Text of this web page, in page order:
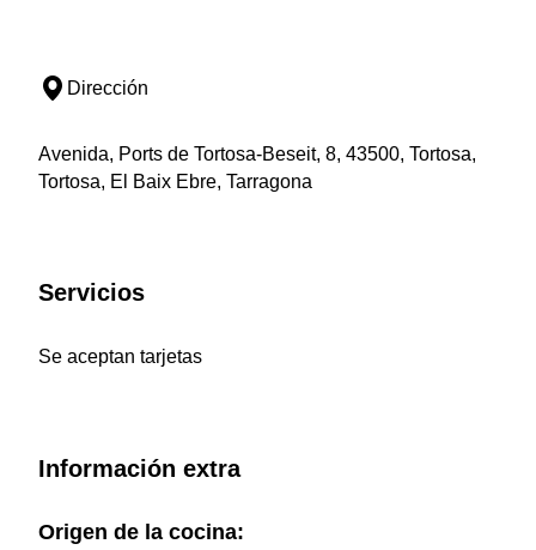
Dirección
Avenida, Ports de Tortosa-Beseit, 8, 43500, Tortosa,
Tortosa, El Baix Ebre, Tarragona
Servicios
Se aceptan tarjetas
Información extra
Origen de la cocina: